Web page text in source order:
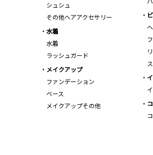
シュシュ
その他ヘアアクセサリー
水着
水着
ラッシュガード
メイクアップ
ファンデーション
ベース
メイクアップその他